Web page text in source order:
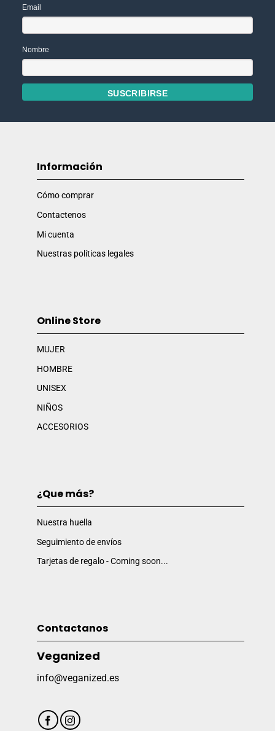
Email
Nombre
Información
Cómo comprar
Contactenos
Mi cuenta
Nuestras políticas legales
Online Store
MUJER
HOMBRE
UNISEX
NIÑOS
ACCESORIOS
¿Que más?
Nuestra huella
Seguimiento de envíos
Tarjetas de regalo - Coming soon...
Contactanos
Veganized
info@veganized.es